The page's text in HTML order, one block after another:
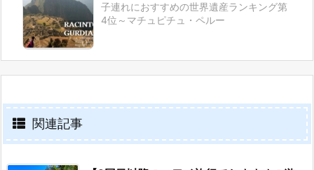
子連れにおすすめの世界遺産ランキング第
4位～マチュピチュ・ペルー
関連記事